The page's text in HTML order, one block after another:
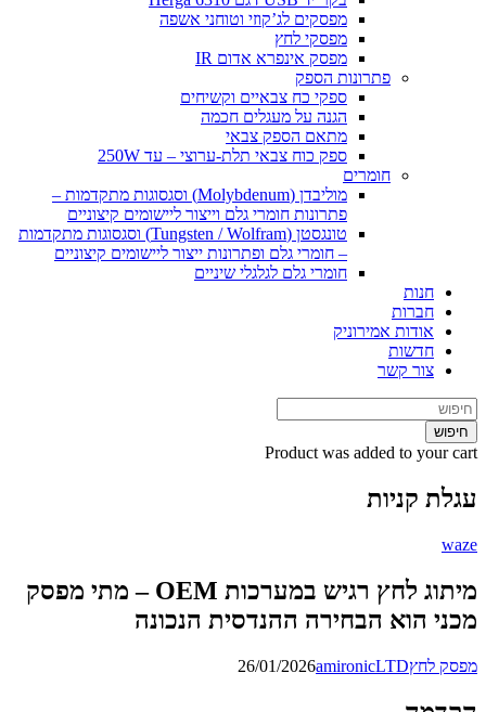
מפסקים לג’קוזי וטוחני אשפה
מפסקי לחץ
מפסק אינפרא אדום IR
פתרונות הספק
ספקי כח צבאיים וקשיחים
הגנה על מעגלים חכמה
מתאם הספק צבאי
ספק כוח צבאי תלת-ערוצי – עד 250W
חומרים
מוליבדן (Molybdenum) וסגסוגות מתקדמות –
פתרונות חומרי גלם וייצור ליישומים קיצוניים
טונגסטן (Tungsten / Wolfram) וסגסוגות מתקדמות
– חומרי גלם ופתרונות ייצור ליישומים קיצוניים
חומרי גלם לגלגלי שיניים
חנות
חברות
אודות אמירוניק
חדשות
צור קשר
חיפוש
Product was added to your cart
עגלת קניות
waze
מיתוג לחץ רגיש במערכות OEM – מתי מפסק
מכני הוא הבחירה ההנדסית הנכונה
מפסק לחץ 26/01/2026amironicLTD